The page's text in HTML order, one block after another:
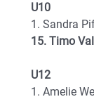
U10
1. Sandra
15. Timo
U12
1. Amelie